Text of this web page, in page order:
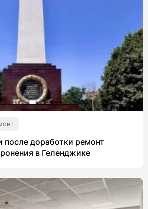
после доработки ремонт
в Геленджике